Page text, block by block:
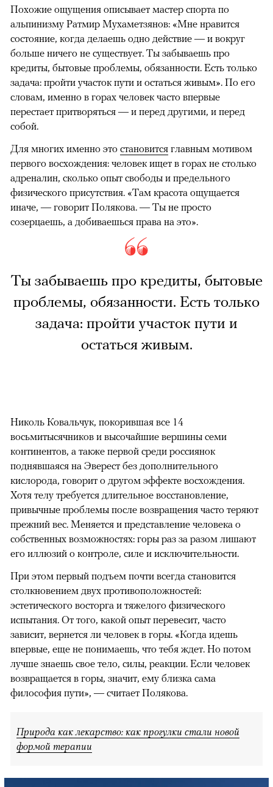
Похожие ощущения описывает мастер спорта по
альпинизму Ратмир Мухаметзянов: «Мне нравится
состояние, когда делаешь одно действие — и вокруг
больше ничего не существует. Ты забываешь про
кредиты, бытовые проблемы, обязанности. Есть только
задача: пройти участок пути и остаться живым». По его
словам, именно в горах человек часто впервые
перестает притворяться — и перед другими, и перед
собой.
Для многих именно это становится главным мотивом
первого восхождения: человек ищет в горах не столько
адреналин, сколько опыт свободы и предельного
физического присутствия. «Там красота ощущается
иначе, — говорит Полякова. — Ты не просто
созерцаешь, а добиваешься права на это».
Ты забываешь про кредиты, бытовые
проблемы, обязанности. Есть только
задача: пройти участок пути и
остаться живым.
Николь Ковальчук, покорившая все 14
восьмитысячников и высочайшие вершины семи
континентов, а также первой среди россиянок
поднявшаяся на Эверест без дополнительного
кислорода, говорит о другом эффекте восхождения.
Хотя телу требуется длительное восстановление,
привычные проблемы после возвращения часто теряют
прежний вес. Меняется и представление человека о
собственных возможностях: горы раз за разом лишают
его иллюзий о контроле, силе и исключительности.
При этом первый подъем почти всегда становится
столкновением двух противоположностей:
эстетического восторга и тяжелого физического
испытания. От того, какой опыт перевесит, часто
зависит, вернется ли человек в горы. «Когда идешь
впервые, еще не понимаешь, что тебя ждет. Но потом
лучше знаешь свое тело, силы, реакции. Если человек
возвращается в горы, значит, ему близка сама
философия пути», — считает Полякова.
Природа как лекарство: как прогулки стали новой
формой терапии